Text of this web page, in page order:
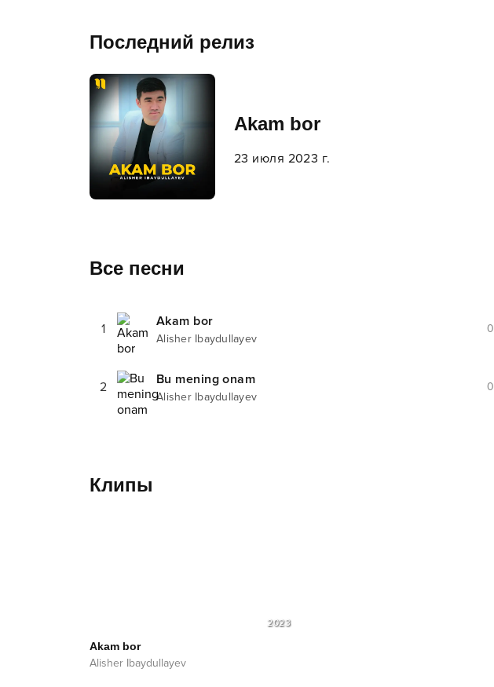
Последний релиз
Akam bor
23 июля 2023 г.
Все песни
1 Akam bor
Alisher Ibaydullayev
2 Bu mening onam
Alisher Ibaydullayev
Клипы
2023
Akam bor
Alisher Ibaydullayev